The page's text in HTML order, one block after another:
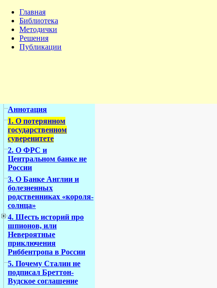
Главная
Библиотека
Методички
Решения
Публикации
Аннотация
1. О потерянном
государственном
суверенитете
2. О ФРС и
Центральном банке не
России
3. О Банке Англии и
болезненных
родственниках «короля-
солнца»
4. Шесть историй про
шпионов, или
Невероятные
приключения
Риббентропа в России
5. Почему Сталин не
подписал Бреттон-
Вудское соглашение